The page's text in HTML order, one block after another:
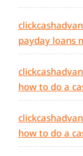
payday loans
how to do a
how to do a